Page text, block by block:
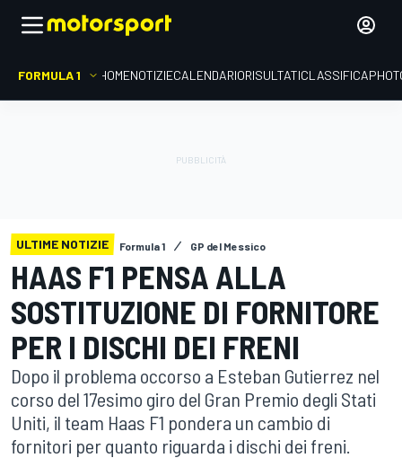
FORMULA 1 HOMENOTIZIECALENDARIORISULTATICLASSIFICA
ULTIME NOTIZIE Formula 1 GP del Messico
HAAS F1 PENSA ALLA
SOSTITUZIONE DI FORNITORE
PER I DISCHI DEI FRENI
Dopo il problema occorso a Esteban Gutierrez nel
corso del 17esimo giro del Gran Premio degli Stati
Uniti, il team Haas F1 pondera un cambio di
fornitori per quanto riguarda i dischi dei freni.